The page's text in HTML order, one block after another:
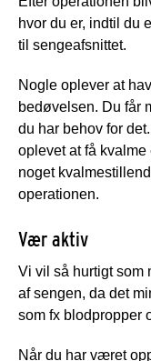
hvor du er, indtil du
til sengeafsnittet.
Nogle oplever at
bedøvelsen. Du får
du har behov for
oplevet at få
noget
operationen.
Vær aktiv
Vi vil så hurtigt som
af sengen, da det
som fx blodpropper
Når du har været